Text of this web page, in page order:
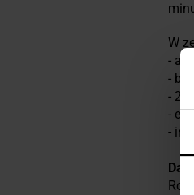
W
-
-
- 2 x
-
-